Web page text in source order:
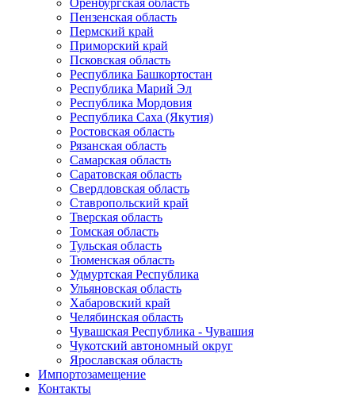
Оренбургская область
Пензенская область
Пермский край
Приморский край
Псковская область
Республика Башкортостан
Республика Марий Эл
Республика Мордовия
Республика Саха (Якутия)
Ростовская область
Рязанская область
Самарская область
Саратовская область
Свердловская область
Ставропольский край
Тверская область
Томская область
Тульская область
Тюменская область
Удмуртская Республика
Ульяновская область
Хабаровский край
Челябинская область
Чувашская Республика - Чувашия
Чукотский автономный округ
Ярославская область
Импортозамещение
Контакты